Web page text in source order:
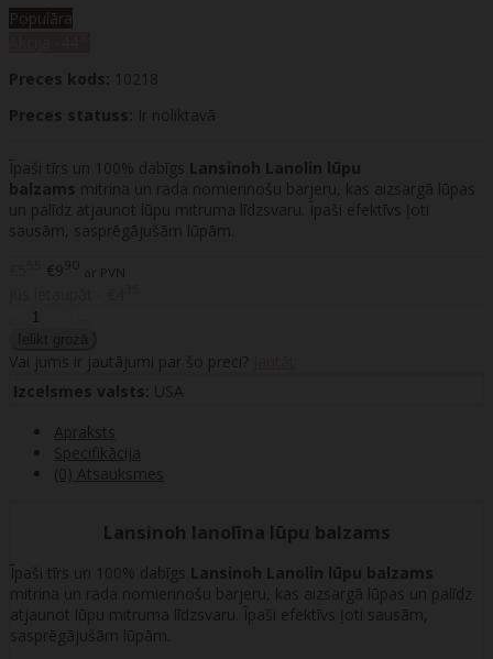
Populāra
Preces kods: 10218
Preces statuss: Ir noliktavā
Īpaši tīrs un 100% dabīgs Lansinoh Lanolin lūpu
balzams mitrina un rada nomierinošu barjeru, kas aizsargā lūpas
un palīdz atjaunot lūpu mitruma līdzsvaru. Īpaši efektīvs ļoti
sausām, sasprēgājušām lūpām.
€990 ar PVN
Vai jums ir jautājumi par šo preci?
Izcelsmes valsts: USA
Apraksts
Specifikācija
(0) Atsauksmes
Lansinoh lanolīna lūpu balzams
Īpaši tīrs un 100% dabīgs Lansinoh Lanolin lūpu balzams
mitrina un rada nomierinošu barjeru, kas aizsargā lūpas un palīdz
atjaunot lūpu mitruma līdzsvaru. Īpaši efektīvs ļoti sausām,
sasprēgājušām lūpām.